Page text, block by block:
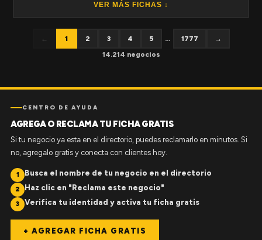
VER MÁS FICHAS ↓
← 1 2 3 4 5 ... 1777
→
14.214 negocios
CENTRO DE AYUDA
AGREGA O RECLAMA TU FICHA GRATIS
Si tu negocio ya esta en el directorio, puedes reclamarlo en minutos. Si
no, agregalo gratis y conecta con clientes hoy.
1 Busca el nombre de tu negocio en el directorio
2 Haz clic en "Reclama este negocio"
3 Verifica tu identidad y activa tu ficha gratis
+ AGREGAR FICHA GRATIS